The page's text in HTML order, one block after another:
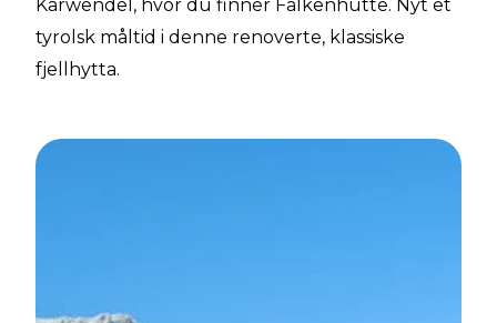
Karwendel, hvor du finner Falkenhütte. Nyt et
tyrolsk måltid i denne renoverte, klassiske
fjellhytta.